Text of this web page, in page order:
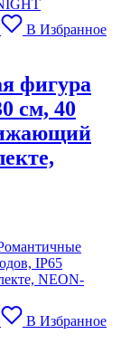
В Избранное
фигура
см, 40
В Избранное